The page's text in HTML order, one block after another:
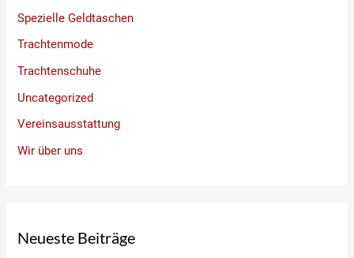
Spezielle Geldtaschen
Trachtenmode
Trachtenschuhe
Uncategorized
Vereinsausstattung
Wir über uns
Neueste Beiträge